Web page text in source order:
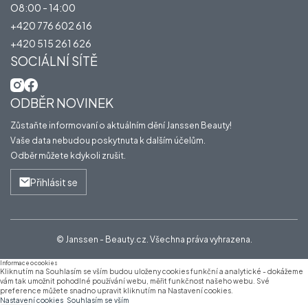
O8:00 - 14:00
+420 776 602 616
+420 515 261 626
SOCIÁLNÍ SÍTĚ
ODBĚR NOVINEK
Zůstaňte informovaní o aktuálním dění Janssen Beauty!
Vaše data nebudou poskytnuta k dalším účelům.
Odběr můžete kdykoli zrušit.
Přihlásit se
© Janssen - Beauty.cz. Všechna práva vyhrazena.
Informace o cookies
Kliknutím na Souhlasím se vším budou uloženy cookies funkční a analytické - dokážeme
vám tak umožnit pohodlné používání webu, měřit funkčnost našeho webu. Své
preference můžete snadno upravit kliknutím na Nastavení cookies.
Nastavení cookies Souhlasím se vším